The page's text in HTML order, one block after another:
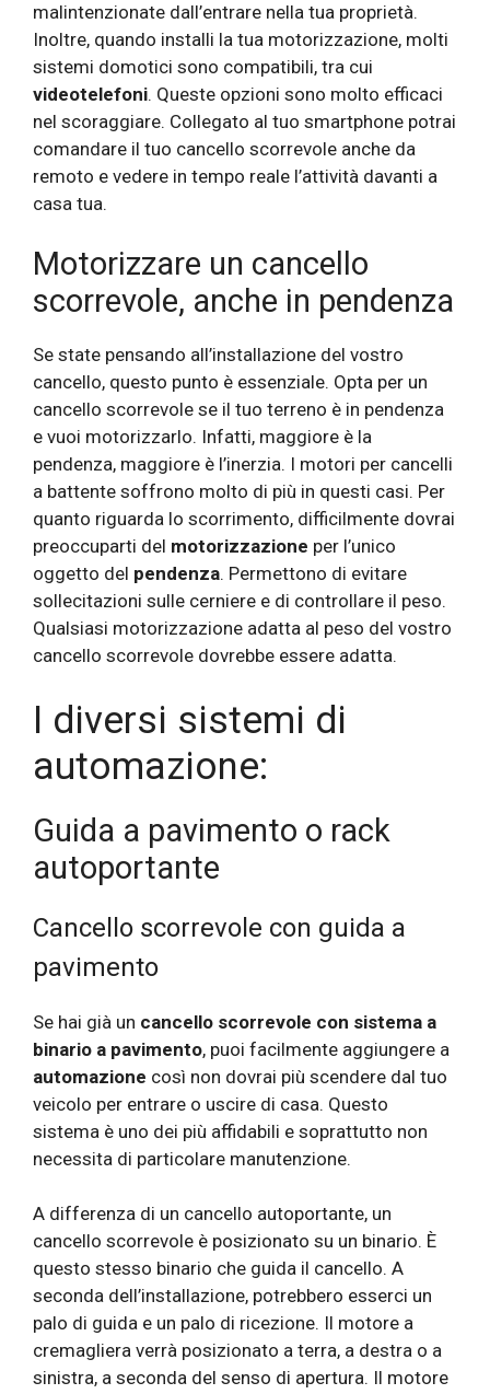
malintenzionate dall’entrare nella tua proprietà.
Inoltre, quando installi la tua motorizzazione, molti
sistemi domotici sono compatibili, tra cui
videotelefoni. Queste opzioni sono molto efficaci
nel scoraggiare. Collegato al tuo smartphone potrai
comandare il tuo cancello scorrevole anche da
remoto e vedere in tempo reale l’attività davanti a
casa tua.
Motorizzare un cancello
scorrevole, anche in pendenza
Se state pensando all’installazione del vostro
cancello, questo punto è essenziale. Opta per un
cancello scorrevole se il tuo terreno è in pendenza
e vuoi motorizzarlo. Infatti, maggiore è la
pendenza, maggiore è l’inerzia. I motori per cancelli
a battente soffrono molto di più in questi casi. Per
quanto riguarda lo scorrimento, difficilmente dovrai
preoccuparti del motorizzazione per l’unico
oggetto del pendenza. Permettono di evitare
sollecitazioni sulle cerniere e di controllare il peso.
Qualsiasi motorizzazione adatta al peso del vostro
cancello scorrevole dovrebbe essere adatta.
I diversi sistemi di
automazione:
Guida a pavimento o rack
autoportante
Cancello scorrevole con guida a
pavimento
Se hai già un cancello scorrevole con sistema a
binario a pavimento, puoi facilmente aggiungere a
automazione così non dovrai più scendere dal tuo
veicolo per entrare o uscire di casa. Questo
sistema è uno dei più affidabili e soprattutto non
necessita di particolare manutenzione.
A differenza di un cancello autoportante, un
cancello scorrevole è posizionato su un binario. È
questo stesso binario che guida il cancello. A
seconda dell’installazione, potrebbero esserci un
palo di guida e un palo di ricezione. Il motore a
cremagliera verrà posizionato a terra, a destra o a
sinistra, a seconda del senso di apertura. Il motore